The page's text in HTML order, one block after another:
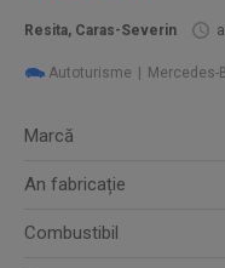
Resita, Caras-Severin
Autoturisme Mercedes-
Marcă
An fabricație
Combustibil